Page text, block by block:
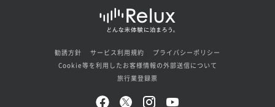
勧誘方針 サービス利用規約
プライバシーポリシー
Cookie等を利用したお客様情報の外部送信について
旅行業登録票